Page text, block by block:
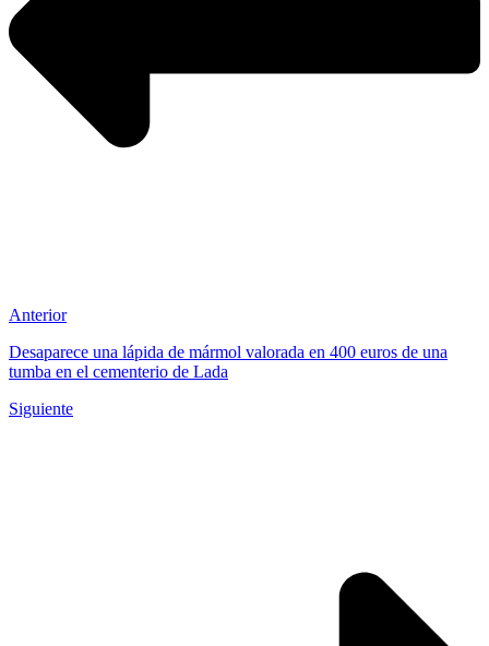
Anterior
Desaparece una lápida de mármol valorada en 400 euros de una
tumba en el cementerio de Lada
Siguiente